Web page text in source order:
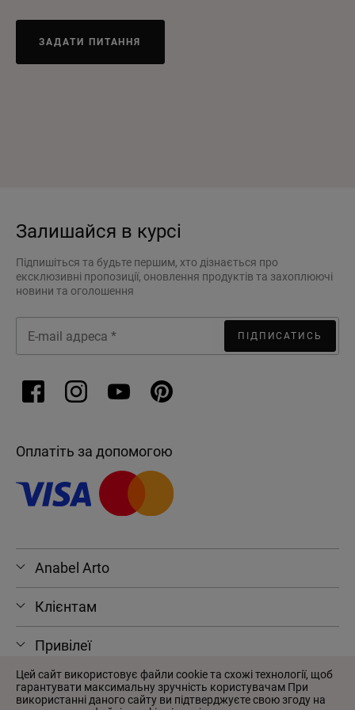
ЗАДАТИ ПИТАННЯ
Залишайся в курсі
Підпишіться та будьте першим, хто дізнається про
ексклюзивні пропозиції, оновлення продуктів та захоплюючі
новини та оголошення
ПІДПИСАТИСЬ
Оплатіть за допомогою
Anabel Arto
Клієнтам
Привілеї
Цей сайт використовує файли cookie та схожі технології, щоб
гарантувати максимальну зручність користувачам При
використанні даного сайту ви підтверджуєте свою згоду на